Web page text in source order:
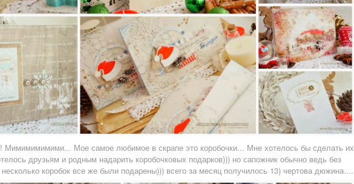
Мимимимимими... Мое самое любимое в скрапе это коробочки... Мне хотелось бы сделать их
друзьям и родным надарить коробочковых подарков))) но сапожник обычно ведь без
несколько коробок все же были подарены))) всего за месяц получилось 13) чертова дюжина....